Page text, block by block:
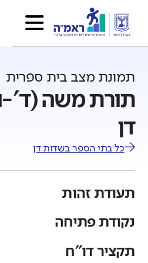
תמונת מצב בית ספרית
תורת משה (ד'-
דן
כל בתי הספר בשדות דן
תעודת זהות
פיקוח
נקודת פתיחה
תקציר דו"ח